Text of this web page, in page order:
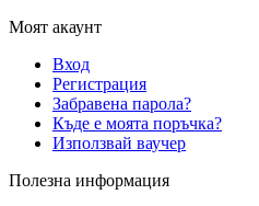
Моят акаунт
Вход
Регистрация
Забравена парола?
Къде е моята поръчка?
Използвай ваучер
Полезна информация